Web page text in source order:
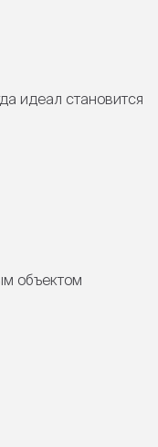
идеал становится
объектом